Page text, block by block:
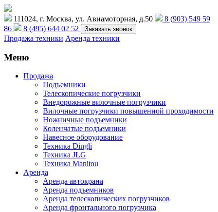
111024, г. Москва, ул. Авиамоторная, д.50
8 (903) 549 59
86
8 (495) 644 02 52 Заказать звонок
Продажа техники Аренда техники
Меню
Продажа
Подъемники
Телескопические погрузчики
Внедорожные вилочные погрузчики
Вилочные погрузчики повышенной проходимости
Ножничные подъемники
Коленчатые подъемники
Навесное оборудование
Техника Dingli
Техника JLG
Техника Manitou
Аренда
Аренда автокрана
Аренда подъемников
Аренда телескопических погрузчиков
Аренда фронтального погрузчика